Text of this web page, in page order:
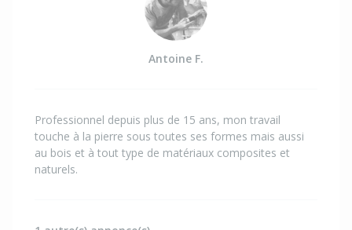
Antoine F.
Professionnel depuis plus de 15 ans, mon travail
touche à la pierre sous toutes ses formes mais aussi
au bois et à tout type de matériaux composites et
naturels.